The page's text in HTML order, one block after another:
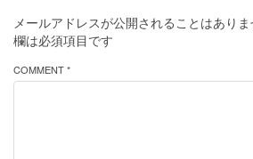
メールアドレスが公開されることはありま
欄は必須項目です
COMMENT *